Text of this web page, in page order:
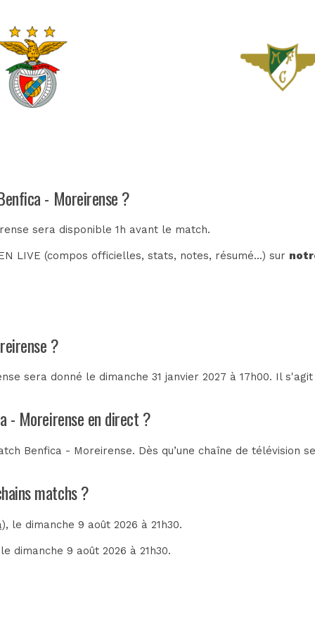
- Moreirense ?
sera disponible 1h avant le match.
LIVE (compos officielles, stats, notes, résumé...) sur
?
sera donné le dimanche 31 janvier 2027 à 17h00. Il
- Moreirense en direct ?
Benfica - Moreirense. Dès qu’une chaîne de télévision
matchs ?
, le dimanche 9 août 2026 à 21h30.
dimanche 9 août 2026 à 21h30.